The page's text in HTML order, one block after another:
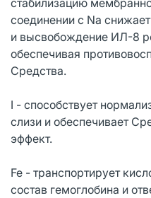
соединении с Na
и высвобождение ИЛ-8
обеспечивая
Средства.
I - способствует
слизи и обеспечивает
эффект.
Fe - транспортирует
состав гемоглобина и